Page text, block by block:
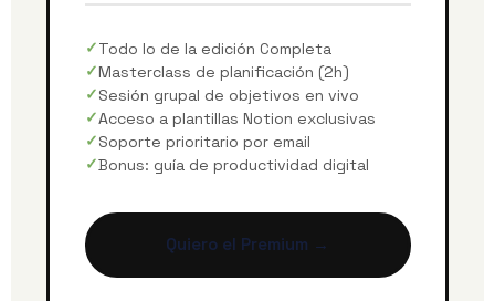
Todo lo de la edición Completa
Masterclass de planificación (2h)
Sesión grupal de objetivos en vivo
Acceso a plantillas Notion exclusivas
Soporte prioritario por email
Bonus: guía de productividad digital
Quiero el Premium →